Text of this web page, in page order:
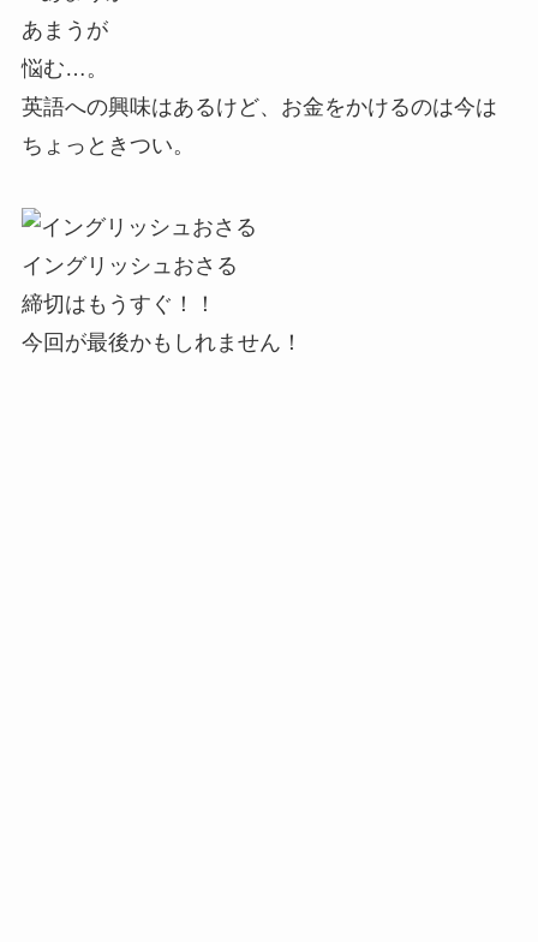
あまうが
悩む…。
英語への興味はあるけど、お金をかけるのは今は
ちょっときつい。
イングリッシュおさる
締切はもうすぐ！！
今回が最後かもしれません！